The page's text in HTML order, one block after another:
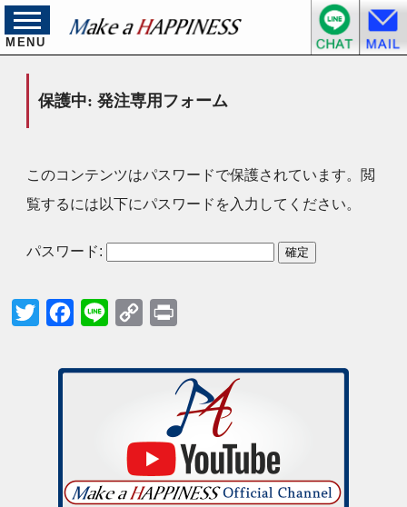
MENU
保護中: 発注専用フォーム
このコンテンツはパスワードで保護されています。閲
覧するには以下にパスワードを入力してください。
パスワード:
Twitter Facebook
Line
Copy